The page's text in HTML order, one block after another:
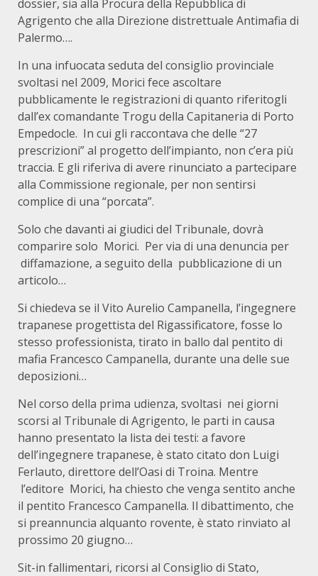
dossier, sia alla Procura della Repubblica di
Agrigento che alla Direzione distrettuale Antimafia di
Palermo….
In una infuocata seduta del consiglio provinciale
svoltasi nel 2009, Morici fece ascoltare
pubblicamente le registrazioni di quanto riferitogli
dall’ex comandante Trogu della Capitaneria di Porto
Empedocle. In cui gli raccontava che delle “27
prescrizioni” al progetto dell’impianto, non c’era più
traccia. E gli riferiva di avere rinunciato a partecipare
alla Commissione regionale, per non sentirsi
complice di una “porcata”.
Solo che davanti ai giudici del Tribunale, dovrà
comparire solo Morici. Per via di una denuncia per
diffamazione, a seguito della pubblicazione di un
articolo…
Si chiedeva se il Vito Aurelio Campanella, l’ingegnere
trapanese progettista del Rigassificatore, fosse lo
stesso professionista, tirato in ballo dal pentito di
mafia Francesco Campanella, durante una delle sue
deposizioni…
Nel corso della prima udienza, svoltasi nei giorni
scorsi al Tribunale di Agrigento, le parti in causa
hanno presentato la lista dei testi: a favore
dell’ingegnere trapanese, è stato citato don Luigi
Ferlauto, direttore dell’Oasi di Troina. Mentre
l’editore Morici, ha chiesto che venga sentito anche
il pentito Francesco Campanella. Il dibattimento, che
si preannuncia alquanto rovente, è stato rinviato al
prossimo 20 giugno…
Sit-in fallimentari, ricorsi al Consiglio di Stato,